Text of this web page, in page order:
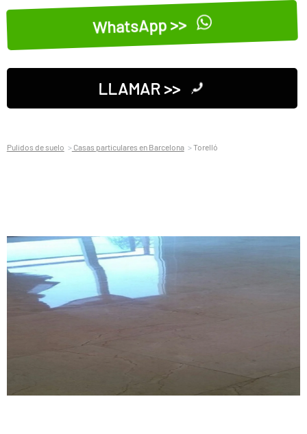
WhatsApp >>
LLAMAR >>
Pulidos de suelo Casas particulares en Barcelona Torelló